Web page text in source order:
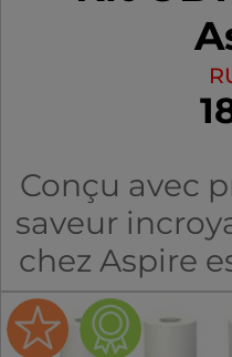
Conçu avec
saveur
chez Aspire
avec de
améliorer